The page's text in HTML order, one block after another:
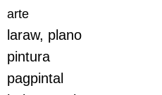
arte
laraw, plano
pintura
pagpintal